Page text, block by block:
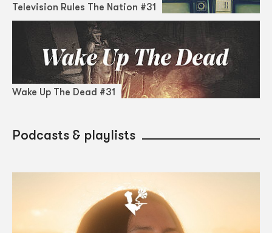
Television Rules The Nation #31
Wake Up The Dead #31
Podcasts & playlists